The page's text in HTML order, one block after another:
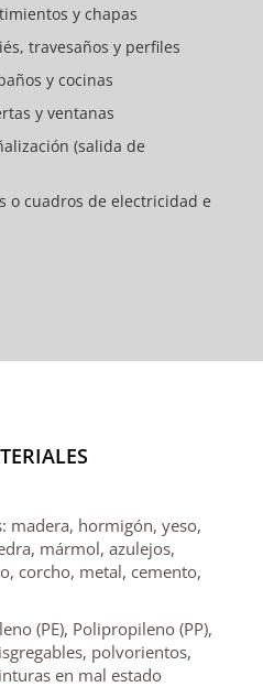
y chapas
travesaños y perfiles
y cocinas
y ventanas
(salida de
o cuadros de electricidad e
madera, hormigón, yeso,
mármol, azulejos,
corcho, metal, cemento,
(PE), Polipropileno (PP),
polvorientos,
en mal estado